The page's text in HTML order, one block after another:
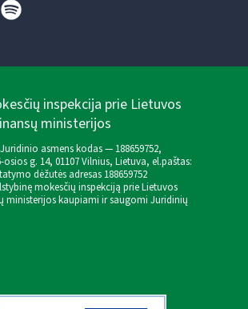
inspekcija prie Lietuvos
ministerijos
asmens kodas — 188659752,
osios g. 14, 01107 Vilnius, Lietuva, el.paštas:
dėžutės adresas 188659752
mokesčių inspekciją prie Lietuvos
ministerijos kaupiami ir saugomi Juridinių